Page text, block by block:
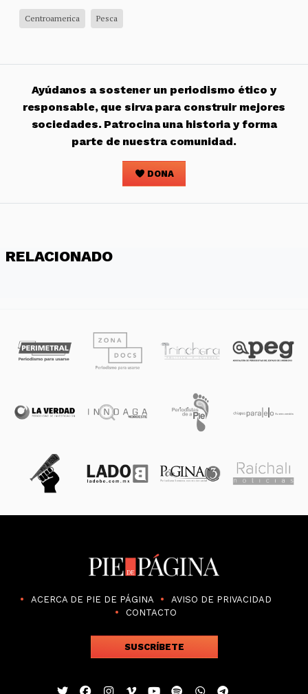
Centroamerica Pesca
Ayúdanos a sostener un periodismo ético y
responsable, que sirva para construir mejores
sociedades. Patrocina una historia y forma
parte de nuestra comunidad.
DONA
RELACIONADO
ACERCA DE PIE DE PÁGINA
AVISO DE PRIVACIDAD
CONTACTO
SUSCRÍBETE